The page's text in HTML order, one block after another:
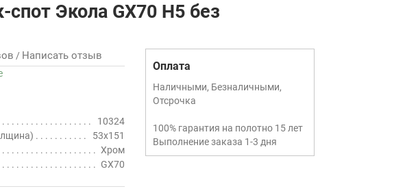
Экола GX70 H5 без
/ Написать отзыв
10324
53х151
Хром
GX70
Оплата
Наличными, Безналичными,
Отсрочка
100% гарантия на полотно 15 лет
Выполнение заказа 1-3 дня